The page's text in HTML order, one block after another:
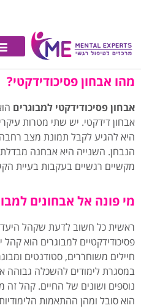
מהו אבחון פסיכודידקטי?
אבחון פסיכודידקטי למבוגרים
אבחון דידקטי. יש שתי מטרות
היא להגיע לקבל תמונת מצב
הנבחן. השנייה היא אבחנה
מקשיים רגשיים בעקבות בעיית
מי פונה אל אבחונים
ראשית כל חשוב לדעת שקהל היעד
פסיכודידקטיים למבוגרים הוא קהל
חיילים משוחררים, סטודנטים
במסגרת לימודים להשכלה גבוהה
נוספים ושונים של החיים. קהל
הוא סובל ומהן ההתאמות